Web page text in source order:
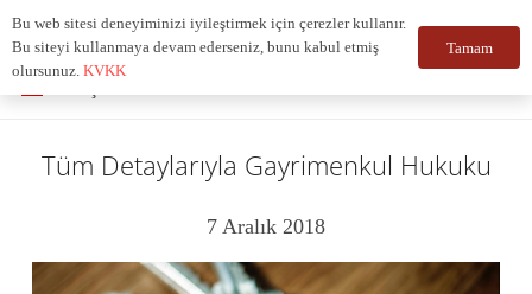
Tüm Detaylarıyla Gayrimenkul Hukuku
7 Aralık 2018
Bu web sitesi deneyiminizi iyileştirmek için çerezler kullanır.
Bu siteyi kullanmaya devam ederseniz, bunu kabul etmiş
olursunuz. KVKK
Tamam